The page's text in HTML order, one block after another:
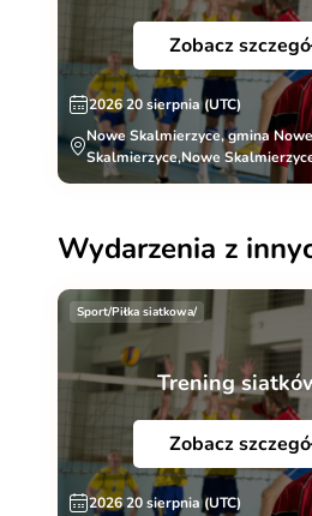
Zobacz
2026 20 sierpnia (UTC)
Nowe Skalmierzyce, gmina Nowe
Skalmierzyce,Nowe
Wydarzenia z
Sport/Piłka siatkowa/
Trening
Zobacz
2026 20 sierpnia (UTC)